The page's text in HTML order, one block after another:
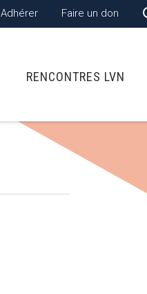
Adhérer Faire un don
RENCONTRES LVN